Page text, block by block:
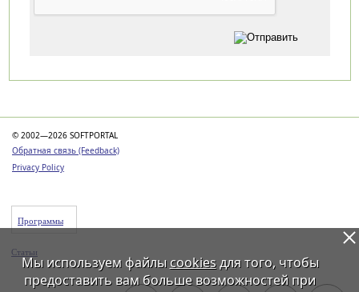
© 2002—2026 SOFTPORTAL
Обратная связь (Feedback)
Privacy Policy
Программы
Статьи
Мы используем файлы cookiesдля того, чтобы
предоставить вам больше возможностей при